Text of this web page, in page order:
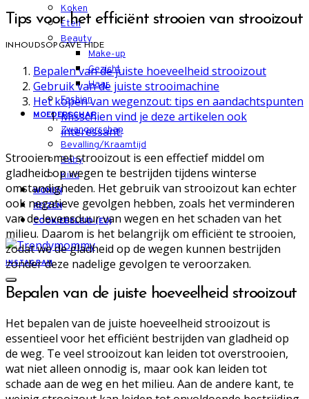
Koken
Eten
Beauty
Make-up
Gezicht
Haar
Fashion
MOEDERSCHAP
Zwangerschap
Bevalling/Kraamtijd
Baby
Kind
WONEN
REIZEN
COOKIEBELEID (EU)
INSTAGRAM
Tips voor het efficiënt strooien van strooizout
INHOUDSOPGAVEHIDE
Bepalen van de juiste hoeveelheid strooizout
Gebruik van de juiste strooimachine
Het kopen van wegenzout: tips en aandachtspunten
Misschien vind je deze artikelen ook
interessant:
Strooien met strooizout is een effectief middel om
gladheid op wegen te bestrijden tijdens winterse
omstandigheden. Het gebruik van strooizout kan echter
ook negatieve gevolgen hebben, zoals het verminderen
van de levensduur van wegen en het schaden van het
milieu. Daarom is het belangrijk om efficiënt te strooien,
zodat we de gladheid op de wegen kunnen bestrijden
zonder deze nadelige gevolgen te veroorzaken.
Bepalen van de juiste hoeveelheid strooizout
Het bepalen van de juiste hoeveelheid strooizout is
essentieel voor het efficiënt bestrijden van gladheid op
de weg. Te veel strooizout kan leiden tot overstrooien,
wat niet alleen onnodig is, maar ook kan leiden tot
schade aan de weg en het milieu. Aan de andere kant, te